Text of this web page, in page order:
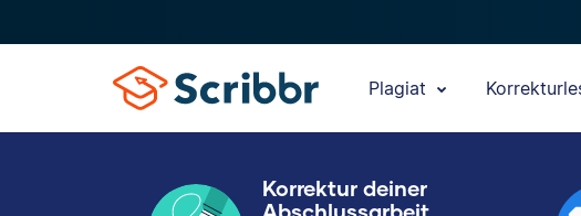
Plagiat
Korrektur deiner